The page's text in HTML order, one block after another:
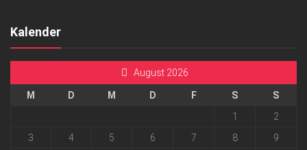
Kalender
August 2026
M D M D F S
S
1
2
3
4 5 6 7 8
9